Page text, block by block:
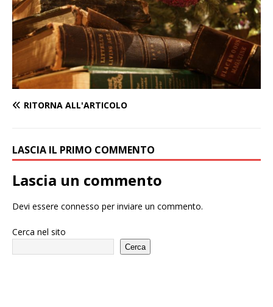
RITORNA ALL'ARTICOLO
LASCIA IL PRIMO COMMENTO
Lascia un commento
Devi essere connesso per inviare un commento.
Cerca nel sito
Cerca